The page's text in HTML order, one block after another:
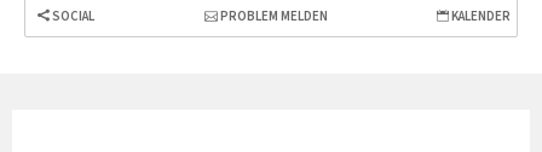
SOCIAL PROBLEM MELDEN KALENDER